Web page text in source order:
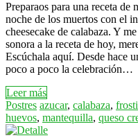
Preparaos para una receta de
noche de los muertos con el
cheesecake de calabaza. Y
sonora a la receta de hoy,
Escúchala aquí. Desde hace
poco a poco la celebración…
Leer más
Postres azucar, calabaza,
huevos, mantequilla, queso